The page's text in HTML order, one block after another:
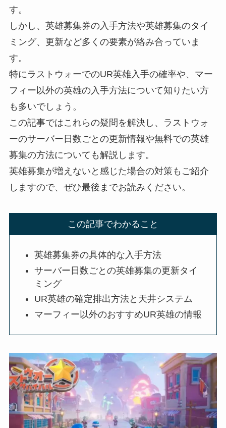
す。
しかし、英雄募集券の入手方法や英雄募集のタイ
ミング、更新など多くの要素が絡み合っていま
す。
特にラストウォーでのUR英雄入手の確率や、マー
フィー以外の英雄の入手方法について知りたい方
も多いでしょう。
この記事ではこれらの疑問を解決し、ラストウォ
ーのサーバー日数ごとの更新情報や無料での英雄
募集の方法についても解説します。
英雄募集が増えないと感じた場合の対策もご紹介
しますので、ぜひ最後までお読みください。
この記事でわかること
英雄募集券の具体的な入手方法
サーバー日数ごとの英雄募集の更新タイ
ミング
UR英雄の確定排出方法と天井システム
マーフィー以外のおすすめUR英雄の情報